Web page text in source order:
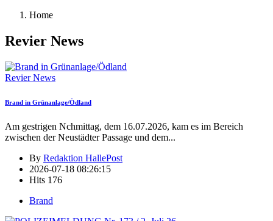
Home
Revier News
Revier News
Brand in Grünanlage/Ödland
Am gestrigen Nchmittag, dem 16.07.2026, kam es im Bereich
zwischen der Neustädter Passage und dem...
By Redaktion HallePost
2026-07-18 08:26:15
Hits 176
Brand